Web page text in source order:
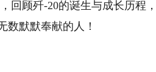
顾歼-20的诞生与成长历程
默默奉献的人！